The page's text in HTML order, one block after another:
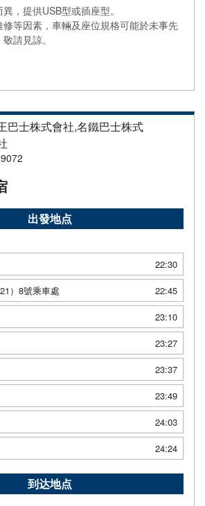
，提供USB型或插座型。
修等因素，車輛及座位規格可能於未事先
請見諒。
巴士株式會社,名鐵巴士株式
出發地点
22:30
）8號乘車處
22:45
23:10
23:27
23:37
23:49
24:03
24:24
到达地点